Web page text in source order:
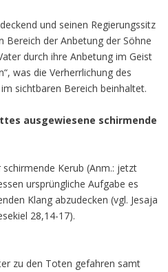
und seinen Regierungssitz
Bereich der Anbetung der Söhne
durch ihre Anbetung im Geist
was die Verherrlichung des
sichtbaren Bereich beinhaltet.
ausgewiesene schirmende
Kerub (Anm.: jetzt
ursprüngliche Aufgabe es
Klang abzudecken (vgl. Jesaja
28,14-17).
zu den Toten gefahren samt